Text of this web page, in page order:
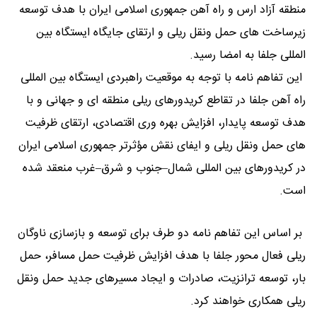
منطقه آزاد ارس و راه ‌آهن جمهوری اسلامی ایران با هدف توسعه
زیرساخت ‌های حمل‌ ونقل ریلی و ارتقای جایگاه ایستگاه بین‌
المللی جلفا به امضا رسید.
این تفاهم ‌نامه با توجه به موقعیت راهبردی ایستگاه بین ‌المللی
راه ‌آهن جلفا در تقاطع کریدورهای ریلی منطقه ‌ای و جهانی و با
هدف توسعه پایدار، افزایش بهره ‌وری اقتصادی، ارتقای ظرفیت‌
های حمل ‌ونقل ریلی و ایفای نقش مؤثرتر جمهوری اسلامی ایران
در کریدورهای بین ‌المللی شمال–جنوب و شرق–غرب منعقد شده
است.
بر اساس این تفاهم‌ نامه دو طرف برای توسعه و بازسازی ناوگان
ریلی فعال محور جلفا با هدف افزایش ظرفیت حمل مسافر، حمل
بار، توسعه ترانزیت، صادرات و ایجاد مسیرهای جدید حمل ‌ونقل
ریلی همکاری خواهند کرد.